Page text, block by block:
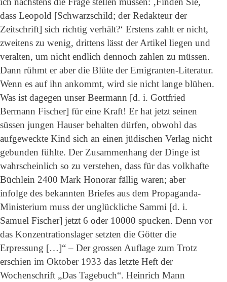
dass Leopold [Schwarzschild; der Redakteur der
Zeitschrift] sich richtig verhält?‘ Erstens zahlt er nicht,
zweitens zu wenig, drittens lässt der Artikel liegen und
veralten, um nicht endlich dennoch zahlen zu müssen.
Dann rühmt er aber die Blüte der Emigranten-Literatur.
Wenn es auf ihn ankommt, wird sie nicht lange blühen.
Was ist dagegen unser Beermann [d. i. Gottfried
Bermann Fischer] für eine Kraft! Er hat jetzt seinen
süssen jungen Hauser behalten dürfen, obwohl das
aufgeweckte Kind sich an einen jüdischen Verlag nicht
gebunden fühlte. Der Zusammenhang der Dinge ist
wahrscheinlich so zu verstehen, dass für das volkhafte
Büchlein 2400 Mark Honorar fällig waren; aber
infolge des bekannten Briefes aus dem Propaganda-
Ministerium muss der unglückliche Sammi [d. i.
Samuel Fischer] jetzt 6 oder 10000 spucken. Denn vor
das Konzentrationslager setzten die Götter die
Erpressung […]“ – Der grossen Auflage zum Trotz
erschien im Oktober 1933 das letzte Heft der
Wochenschrift „Das Tagebuch“. Heinrich Mann